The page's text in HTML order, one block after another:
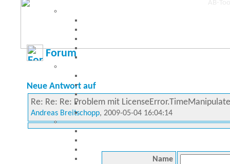
Forum
Neue Antwort auf
Re: Re: Re: Problem mit
Andreas Breitschopp, 2009-05-04 16:04:14
Name